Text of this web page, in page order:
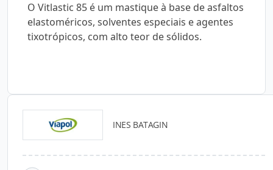
O Vitlastic 85 é um mastique à base de asfaltos
elastoméricos, solventes especiais e agentes
tixotrópicos, com alto teor de sólidos.
INES BATAGIN
Catálogos para Download